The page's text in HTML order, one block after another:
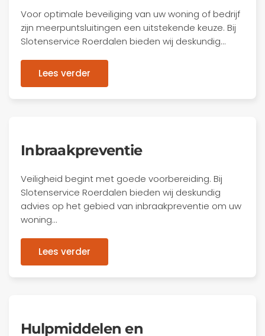
Voor optimale beveiliging van uw woning of bedrijf
zijn meerpuntsluitingen een uitstekende keuze. Bij
Slotenservice Roerdalen bieden wij deskundig…
Lees verder
Inbraakpreventie
Veiligheid begint met goede voorbereiding. Bij
Slotenservice Roerdalen bieden wij deskundig
advies op het gebied van inbraakpreventie om uw
woning…
Lees verder
Hulpmiddelen en